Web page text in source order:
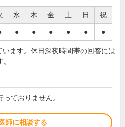
水 木 金 土 日 祝
● ● ● ● ● ●
ます。休日深夜時間帯の回答には
ておりません。
師に相談する